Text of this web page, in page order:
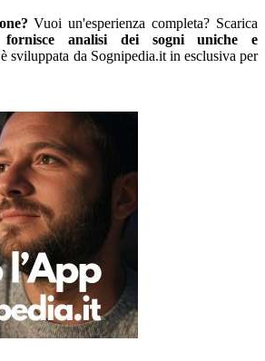
Vuoi un'esperienza completa? Scarica
analisi dei sogni uniche e
sviluppata da Sognipedia.it in esclusiva per